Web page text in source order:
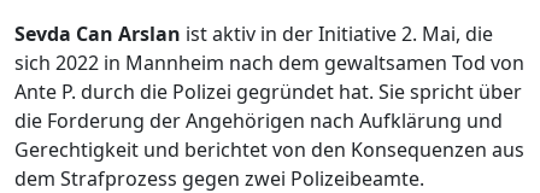
Sevda Can Arslan ist aktiv in der Initiative 2. Mai, die
sich 2022 in Mannheim nach dem gewaltsamen Tod von
Ante P. durch die Polizei gegründet hat. Sie spricht über
die Forderung der Angehörigen nach Aufklärung und
Gerechtigkeit und berichtet von den Konsequenzen aus
dem Strafprozess gegen zwei Polizeibeamte.